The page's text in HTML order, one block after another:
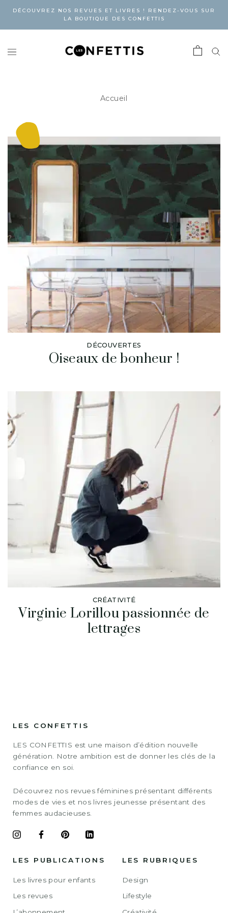
DÉCOUVREZ NOS REVUES ET LIVRES ! RENDEZ-VOUS SUR
LA BOUTIQUE DES CONFETTIS
Accueil
DÉCOUVERTES
Oiseaux de bonheur !
CRÉATIVITÉ
Virginie Lorillou passionnée de
lettrages
LES CONFETTIS
LES CONFETTIS est une maison d’édition nouvelle
génération. Notre ambition est de donner les clés de la
confiance en soi.
Découvrez nos revues féminines présentant différents
modes de vies et nos livres jeunesse présentant des
femmes audacieuses.
LES PUBLICATIONS
Les livres pour enfants
Les revues
LES RUBRIQUES
Design
Lifestyle